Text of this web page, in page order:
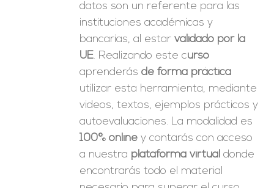
datos son un referente para las
instituciones académicas y
bancarias, al estarvalidado por la
UE. Realizando este curso
aprenderásde forma práctica
utilizar esta herramienta, mediante
videos, textos, ejemplos prácticos y
autoevaluaciones. La modalidad es
100% online y contarás con acceso
a nuestra plataforma virtual donde
encontrarás todo el material